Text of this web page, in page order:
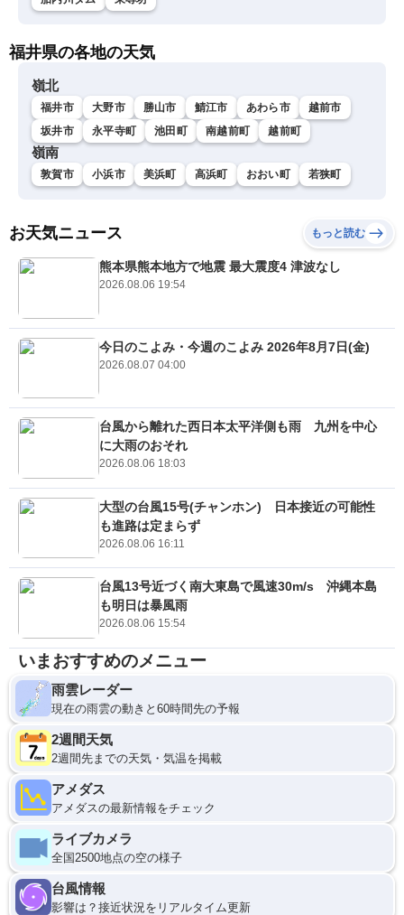
福井県の各地の天気
嶺北
福井市 大野市 勝山市 鯖江市 あわら市
越前市
坂井市
永平寺町 池田町 南越前町 越前町
嶺南
敦賀市 小浜市 美浜町 高浜町 おおい町 若狭町
お天気ニュース もっと読む
熊本県熊本地方で地震 最大震度4 津波なし
2026.08.06 19:54
今日のこよみ・今週のこよみ 2026年8月7日(金)
2026.08.07 04:00
台風から離れた西日本太平洋側も雨 九州を中心
に大雨のおそれ
2026.08.06 18:03
大型の台風15号(チャンホン) 日本接近の可能性
も進路は定まらず
2026.08.06 16:11
台風13号近づく南大東島で風速30m/s 沖縄本島
も明日は暴風雨
2026.08.06 15:54
いまおすすめのメニュー
雨雲レーダー
現在の雨雲の動きと60時間先の予報
2週間天気
2週間先までの天気・気温を掲載
アメダス
アメダスの最新情報をチェック
ライブカメラ
全国2500地点の空の様子
台風情報
影響は？接近状況をリアルタイム更新